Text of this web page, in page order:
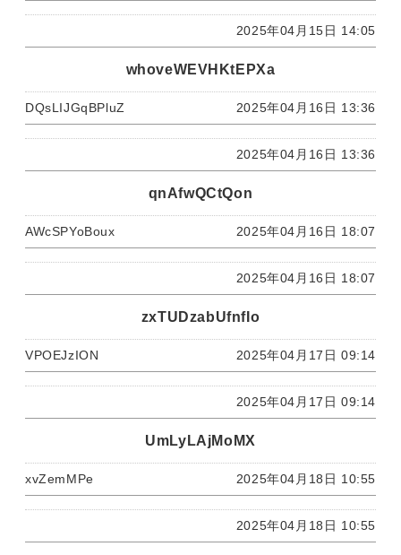
2025年04月15日 14:05
whoveWEVHKtEPXa
DQsLIJGqBPluZ 2025年04月16日 13:36
2025年04月16日 13:36
qnAfwQCtQon
AWcSPYoBoux 2025年04月16日 18:07
2025年04月16日 18:07
zxTUDzabUfnfIo
VPOEJzION 2025年04月17日 09:14
2025年04月17日 09:14
UmLyLAjMoMX
xvZemMPe 2025年04月18日 10:55
2025年04月18日 10:55